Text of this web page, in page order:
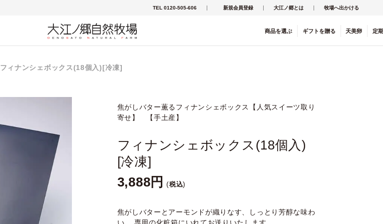
TEL 0120-505-606 新規会員登録 大江ノ郷とは 牧場へ出かける
商品を選ぶ ギフト を贈る 天美卵 定
フィナンシェボックス(18個入)[冷凍]
焦がしバター薫るフィナンシェボックス【人気スイーツ取り
寄せ】 【手土産】
フィナンシェボックス(18個入)
[冷凍]
3,888
税込
焦がしバターとアーモンドが織りなす、しっとり芳醇な味わ